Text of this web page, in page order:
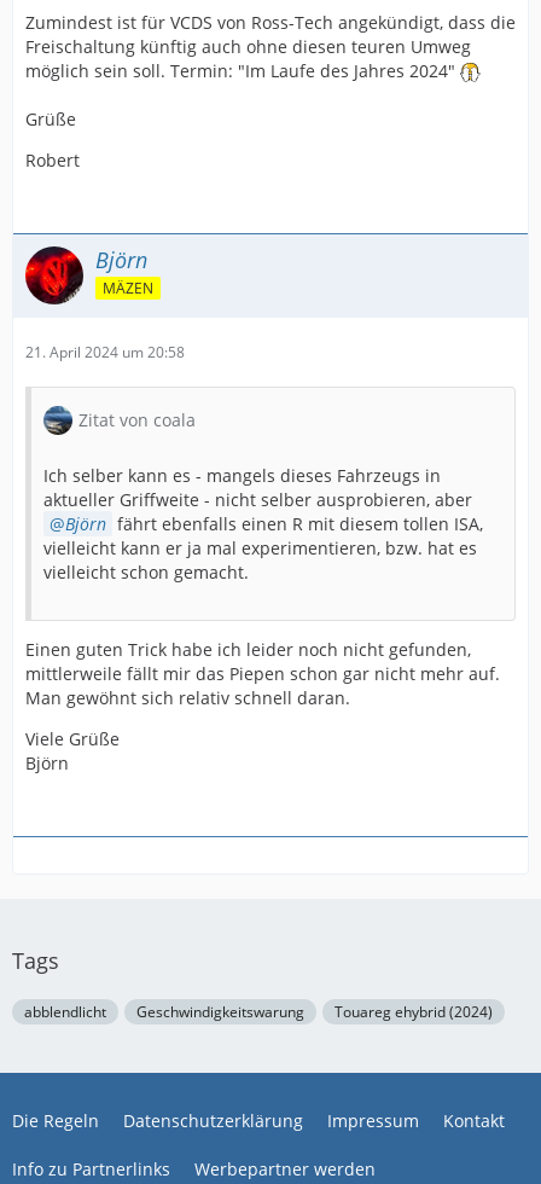
Zumindest ist für VCDS von Ross-Tech angekündigt, dass die
Freischaltung künftig auch ohne diesen teuren Umweg
möglich sein soll. Termin: "Im Laufe des Jahres 2024"
Grüße
Robert
Björn
MÄZEN
21. April 2024 um 20:58
Zitat von coala
Ich selber kann es - mangels dieses Fahrzeugs in
aktueller Griffweite - nicht selber ausprobieren, aber
Björn fährt ebenfalls einen R mit diesem tollen ISA,
vielleicht kann er ja mal experimentieren, bzw. hat es
vielleicht schon gemacht.
Einen guten Trick habe ich leider noch nicht gefunden,
mittlerweile fällt mir das Piepen schon gar nicht mehr auf.
Man gewöhnt sich relativ schnell daran.
Viele Grüße
Björn
Tags
abblendlicht Geschwindigkeitswarung Touareg ehybrid (2024)
Die Regeln Datenschutzerklärung Impressum Kontakt
Info zu Partnerlinks Werbepartner werden